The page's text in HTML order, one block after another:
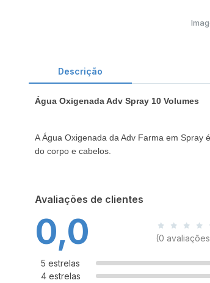
Descrição
Água Oxigenada Adv Spray 10 Volumes
A Água Oxigenada da Adv Farma em
do corpo e cabelos.
Avaliações de clientes
0,0 (0
5 estrelas
4 estrelas